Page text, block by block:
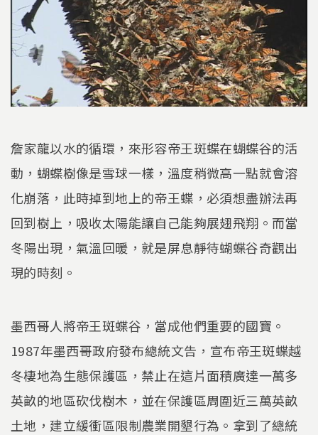
詹家龍以水的循環，來形容帝王斑蝶在蝴蝶谷的活
動，蝴蝶樹像是雪球一樣，溫度稍微高一點就會溶
化崩落，此時掉到地上的帝王蝶，必須想盡辦法再
回到樹上，吸收太陽能讓自己能夠展翅飛翔。而當
冬陽出現，氣溫回暖，就是屏息靜待蝴蝶谷奇觀出
現的時刻。
墨西哥人將帝王斑蝶谷，當成他們重要的國寶。
1987年墨西哥政府發布總統文告，宣布帝王斑蝶越
冬棲地為生態保護區，禁止在這片面積廣達一萬多
英畝的地區砍伐樹木，並在保護區周圍近三萬英畝
土地，建立緩衝區限制農業開墾行為。拿到了總統